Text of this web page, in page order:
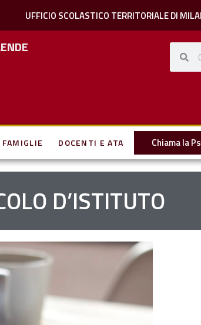
UFFICIO SCOLASTICO TERRITORIALE DI
DOCENTI E ATA Chiama la
D’ISTITUTO